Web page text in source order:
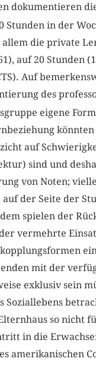
dokumentieren
Stunden in der
die private
auf 20 Stunden
Auf
des
eigene
auf
sind und
von Noten;
der Seite der
spielen der
vermehrte
mit der
exklusiv sein
Soziallebens
so nicht
in die
amerikanischen